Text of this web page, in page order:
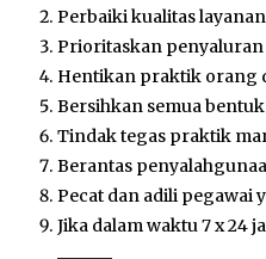
Perbaiki kualitas
Prioritaskan penyaluran
Hentikan praktik orang
Bersihkan semua
Tindak tegas praktik
Berantas
Pecat dan adili pegawai
Jika dalam waktu 7 x 24